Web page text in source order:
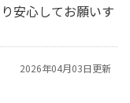
安心してお願いす
2026年04月03日更新